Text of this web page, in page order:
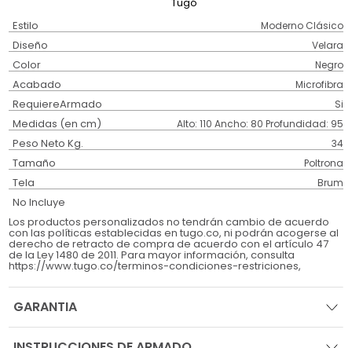
Estilo Moderno Clásico
Diseño Velara
Color Negro
Acabado Microfibra
RequiereArmado Si
Medidas (en cm) Alto: 110 Ancho: 80 Profundidad: 95
Peso Neto Kg. 34
Tamaño Poltrona
Tela Brum
No Incluye
Los productos personalizados no tendrán cambio de acuerdo
con las políticas establecidas en tugo.co, ni podrán acogerse al
derecho de retracto de compra de acuerdo con el artículo 47
de la Ley 1480 de 2011. Para mayor información, consulta
https://www.tugo.co/terminos-condiciones-restriciones,
GARANTIA